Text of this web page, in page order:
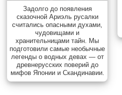
Задолго до появления
сказочной Ариэль русалки
считались опасными духами,
чудовищами и
хранительницами тайн. Мы
подготовили самые необычные
легенды о водных девах — от
древнерусских поверий до
мифов Японии и Скандинавии.